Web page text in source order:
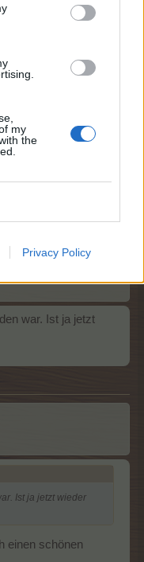
my
the
Privacy Policy
zur Probe das Item "
entfernt ,
und jetzt ist es
?
war. Ist ja jetzt
Ist ja jetzt wieder
einen schönen